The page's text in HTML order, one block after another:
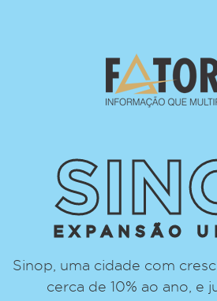
EXPANSÃO
Sinop, uma cidade com
cerca de 10% ao ano, e